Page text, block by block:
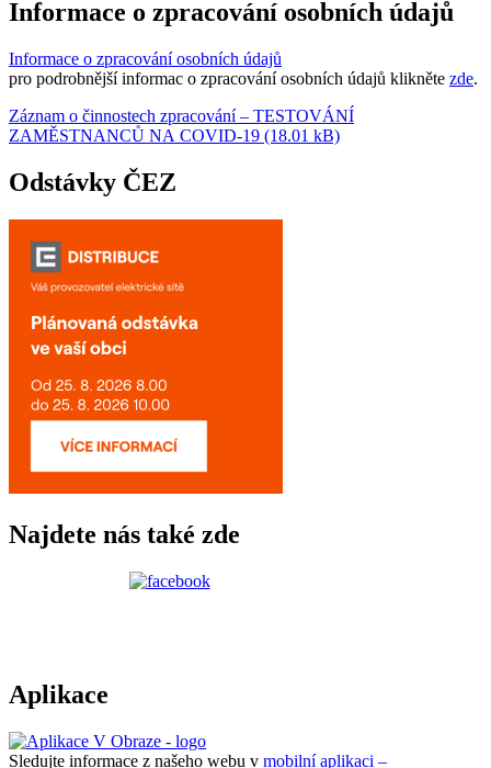
Informace o zpracování osobních údajů
Informace o zpracování osobních údajů
pro podrobnější informac o zpracování osobních údajů klikněte zde.
Záznam o činnostech zpracování – TESTOVÁNÍ
ZAMĚSTNANCŮ NA COVID-19 (18.01 kB)
Odstávky ČEZ
Najdete nás také zde
Aplikace
Sledujte informace z našeho webu v mobilní aplikaci –